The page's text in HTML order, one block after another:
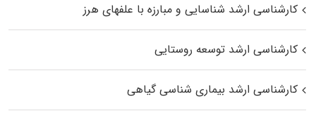
کارشناسی ارشد شناسایی و مبارزه با علفهای هرز
کارشناسی ارشد توسعه روستایی
کارشناسی ارشد بیماری‌ شناسی گیاهی